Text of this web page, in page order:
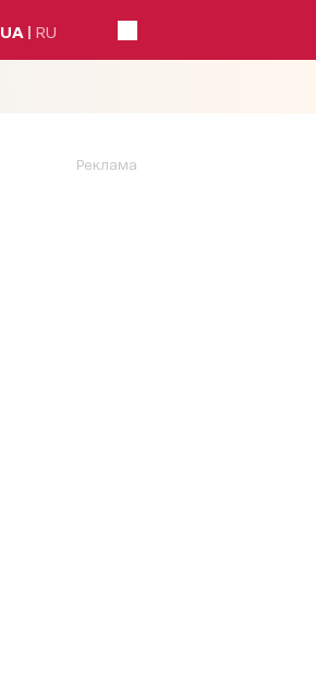
UA RU
Реклама